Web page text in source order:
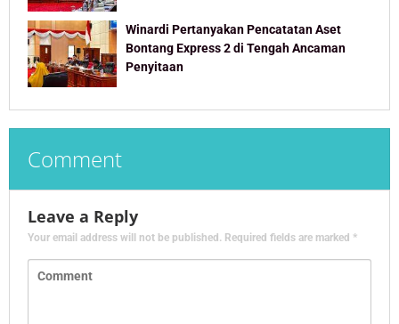
Winardi Pertanyakan Pencatatan Aset
Bontang Express 2 di Tengah Ancaman
Penyitaan
Comment
Leave a Reply
Your email address will not be published. Required fields are marked *